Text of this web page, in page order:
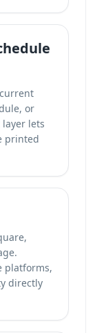
or
lets
printed
platforms,
directly